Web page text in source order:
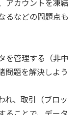
アカウントを凍結
るなどの問題点も
を管理する（非中
問題を解決しよう
れ、取引（ブロッ